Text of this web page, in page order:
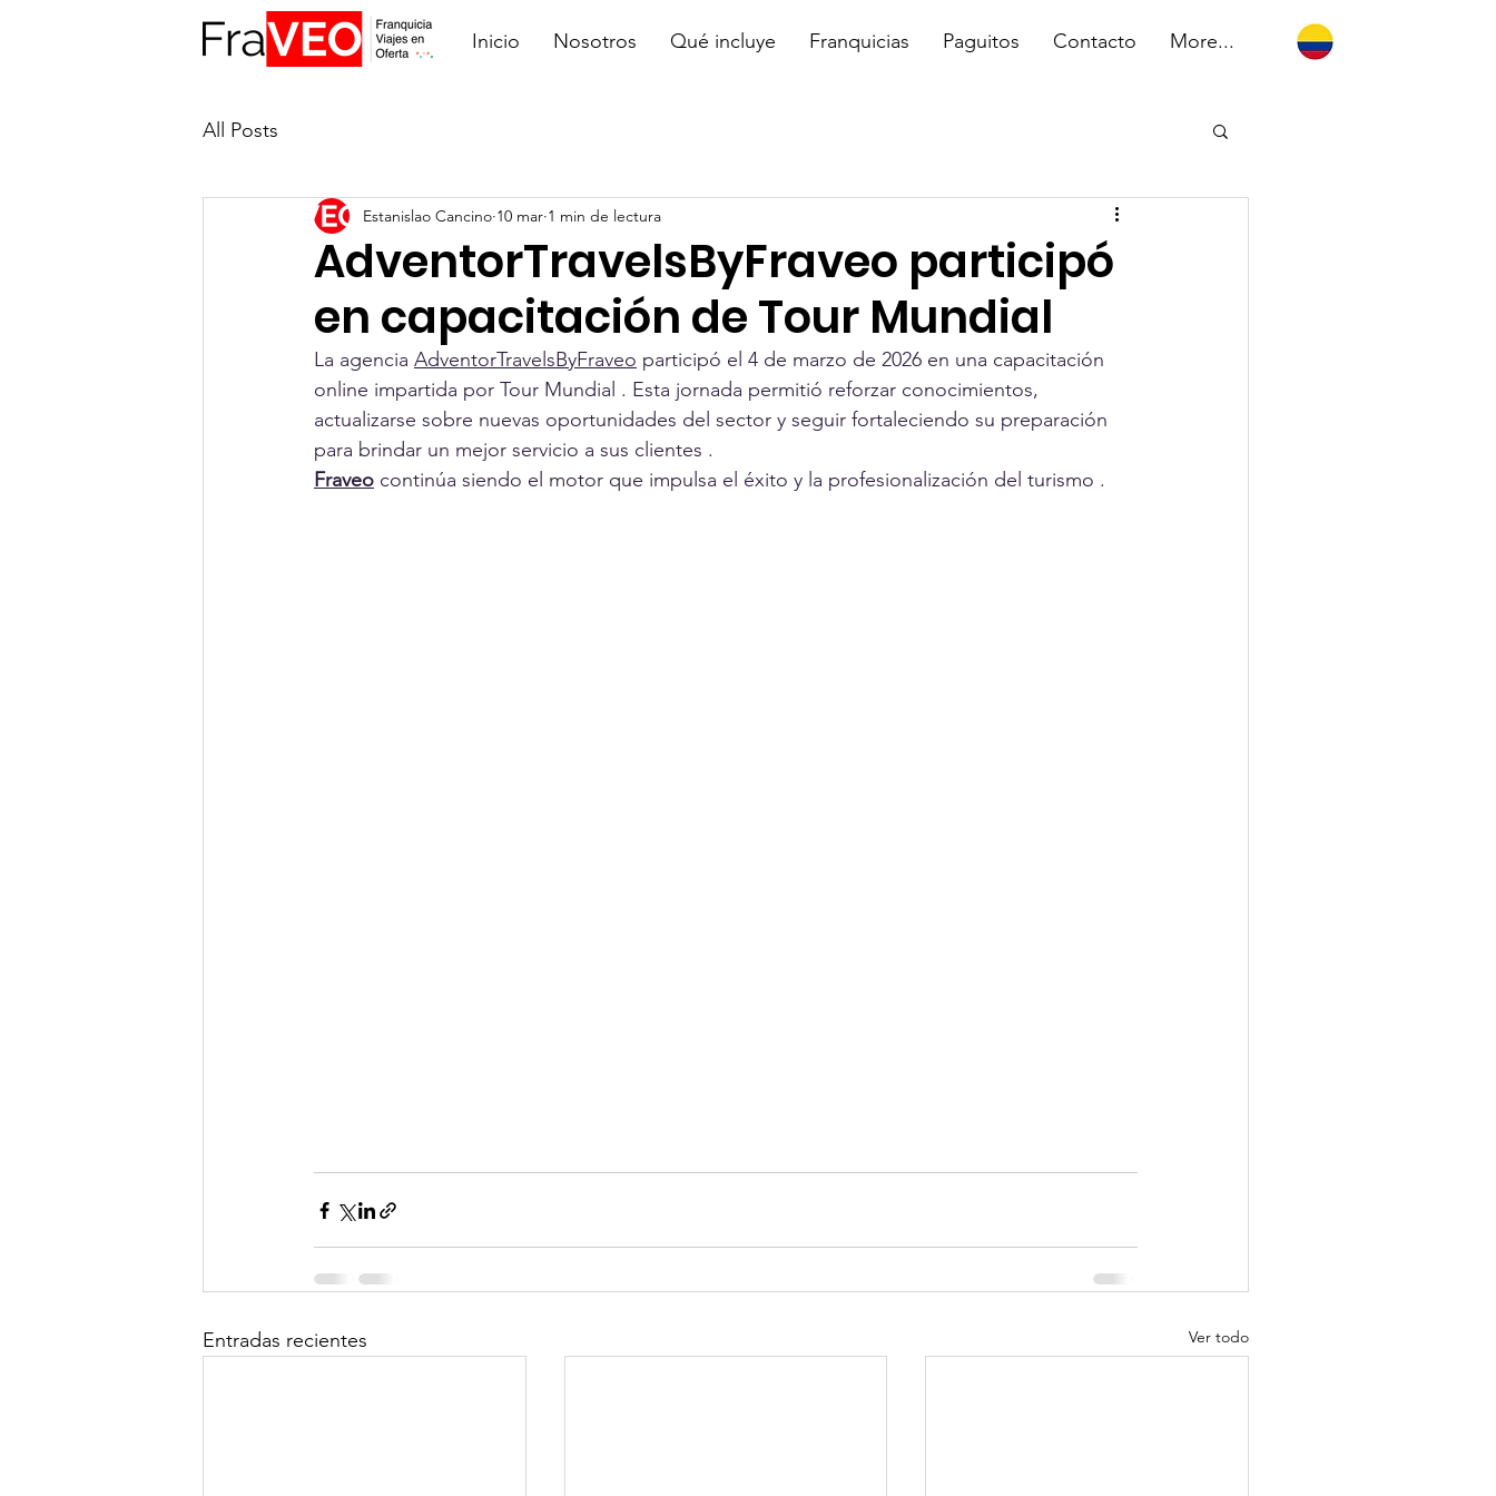
Inicio Nosotros Qué incluye Franquicias Paguitos Contacto More...
All Posts
AdventorTravelsByFraveo participó
en capacitación de Tour Mundial
Estanislao Cancino 10 mar 1 min de lectura
La agencia AdventorTravelsByFraveo participó el 4 de marzo de 2026 en una capacitación
online impartida por Tour Mundial . Esta jornada permitió reforzar conocimientos,
actualizarse sobre nuevas oportunidades del sector y seguir fortaleciendo su preparación
para brindar un mejor servicio a sus clientes .
Fraveo continúa siendo el motor que impulsa el éxito y la profesionalización del turismo .
Entradas recientes Ver todo